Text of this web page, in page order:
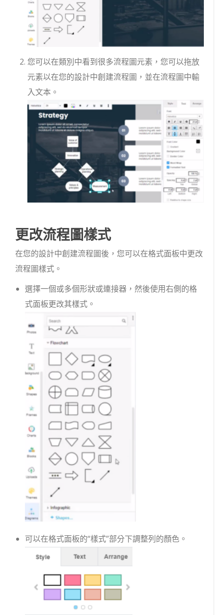
您可以在類別中看到很多流程圖元素，您可以拖放
元素以在您的設計中創建流程圖，並在流程圖中輸
入文本。
更改流程圖樣式
在您的設計中創建流程圖後，您可以在格式面板中更改
流程圖樣式。
選擇一個或多個形狀或連接器，然後使用右側的格
式面板更改其樣式。
可以在格式面板的“樣式”部分下調整列的顏色。